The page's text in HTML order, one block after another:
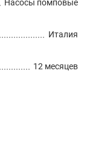
Насосы помповые
Италия
12 месяцев